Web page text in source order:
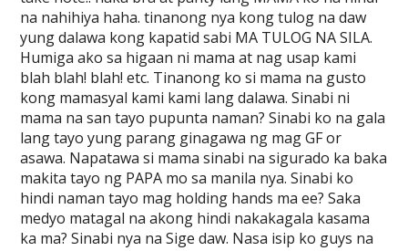
na nahihiya haha. tinanong nya kong tulog na daw
yung dalawa kong kapatid sabi MA TULOG NA SILA.
Humiga ako sa higaan ni mama at nag usap kami
blah blah! blah! etc. Tinanong ko si mama na gusto
kong mamasyal kami kami lang dalawa. Sinabi ni
mama na san tayo pupunta naman? Sinabi ko na gala
lang tayo yung parang ginagawa ng mag GF or
asawa. Napatawa si mama sinabi na sigurado ka baka
makita tayo ng PAPA mo sa manila nya. Sinabi ko
hindi naman tayo mag holding hands ma ee? Saka
medyo matagal na akong hindi nakakagala kasama
ka ma? Sinabi nya na Sige daw. Nasa isip ko guys na